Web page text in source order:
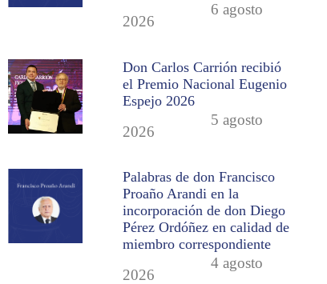
6 agosto
2026
Don Carlos Carrión recibió
el Premio Nacional Eugenio
Espejo 2026
5 agosto
2026
Palabras de don Francisco
Proaño Arandi en la
incorporación de don Diego
Pérez Ordóñez en calidad de
miembro correspondiente
4 agosto
2026